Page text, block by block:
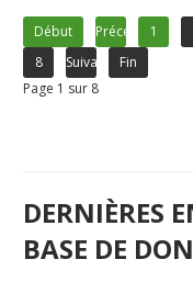
Début Précédent1
8
Suivant
Fin
Page 1 sur 8
DERNIÈRES
BASE DE